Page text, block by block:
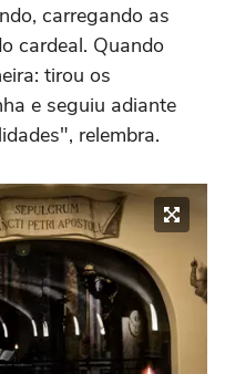
carregando as
cardeal. Quando
tirou os
e seguiu adiante
relembra.